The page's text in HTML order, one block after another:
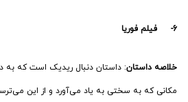
6- فیلم فوریا
خلاصه داستان: داستان دنبال ریدیک است که به
مکانی که به سختی به یاد می‌آورد و از این